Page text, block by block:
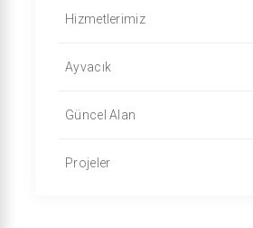
Hizmetlerimiz
Ayvacık
Güncel Alan
Projeler